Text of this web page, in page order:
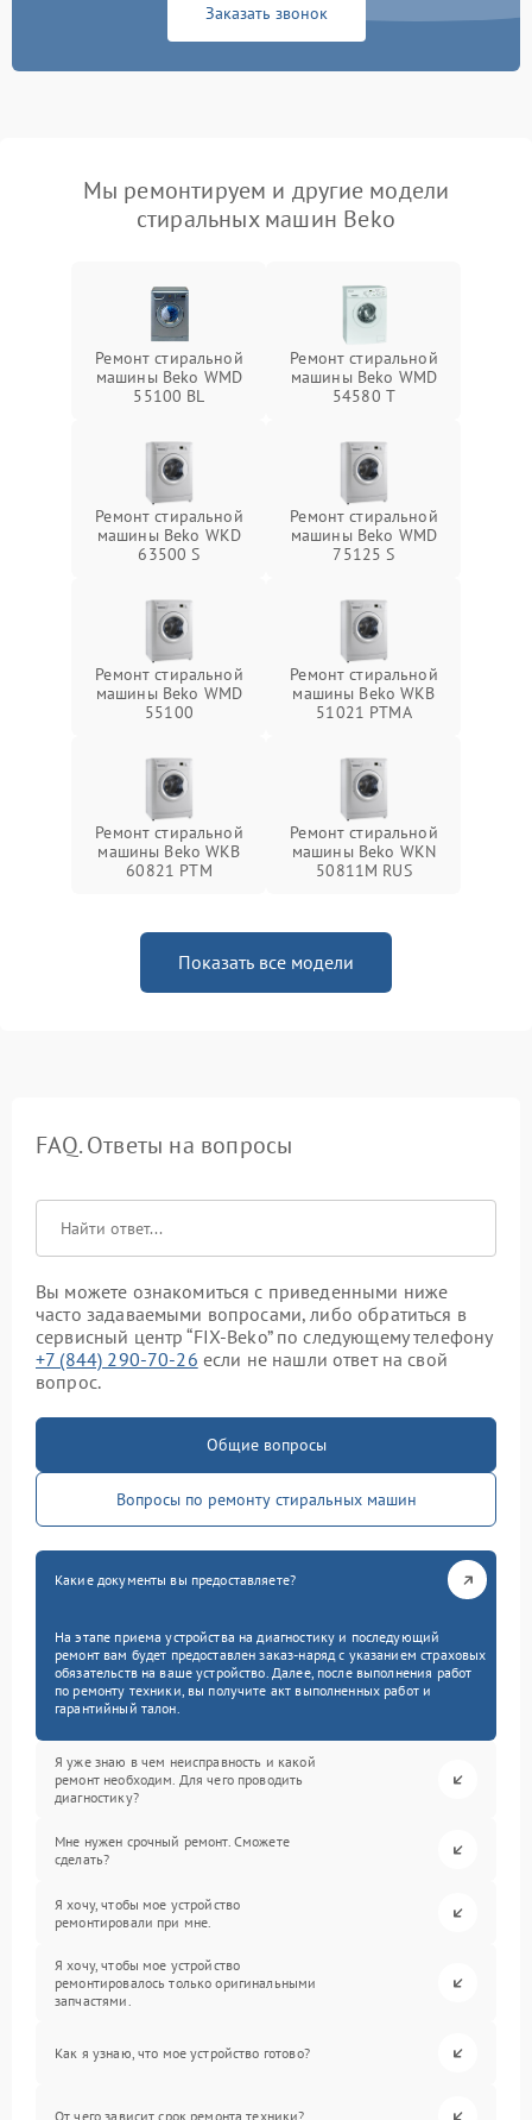
Заказать звонок
Мы ремонтируем и другие модели
стиральных машин Beko
Ремонт стиральной
машины Beko WMD
55100 BL
Ремонт стиральной
машины Beko WMD
54580 T
Ремонт стиральной
машины Beko WKD
63500 S
Ремонт стиральной
машины Beko WMD
75125 S
Ремонт стиральной
машины Beko WMD
55100
Ремонт стиральной
машины Beko WKB
51021 PTМА
Ремонт стиральной
машины Beko WKB
60821 PTМ
Ремонт стиральной
машины Beko WKN
50811M RUS
Показать все модели
FAQ. Ответы на вопросы
Вы можете ознакомиться с приведенными ниже
часто задаваемыми вопросами, либо обратиться в
сервисный центр “FIX-Beko” по следующему телефону
+7 (844) 290-70-26 если не нашли ответ на свой
вопрос.
Общие вопросы
Вопросы по ремонту стиральных машин
Какие документы вы предоставляете?
На этапе приема устройства на диагностику и последующий
ремонт вам будет предоставлен заказ-наряд с указанием страховых
обязательств на ваше устройство. Далее, после выполнения работ
по ремонту техники, вы получите акт выполненных работ и
гарантийный талон.
Я уже знаю в чем неисправность и какой
ремонт необходим. Для чего проводить
диагностику?
Мне нужен срочный ремонт. Сможете
сделать?
Я хочу, чтобы мое устройство
ремонтировали при мне.
Я хочу, чтобы мое устройство
ремонтировалось только оригинальными
запчастями.
Как я узнаю, что мое устройство готово?
От чего зависит срок ремонта техники?